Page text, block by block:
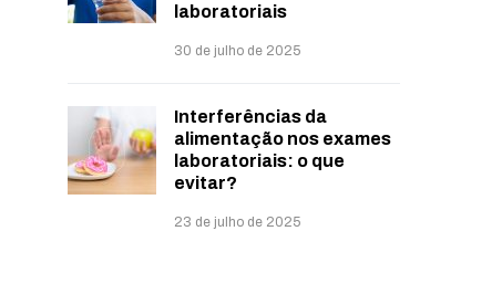
laboratoriais
30 de julho de 2025
Interferências da
alimentação nos exames
laboratoriais: o que
evitar?
23 de julho de 2025